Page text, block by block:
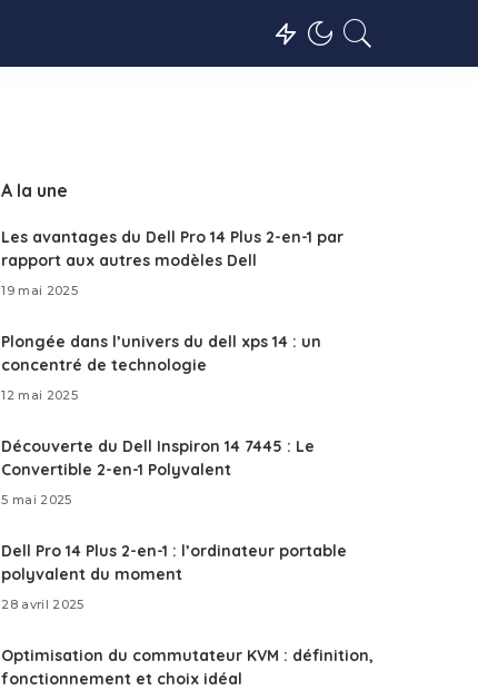
A la une
Les avantages du Dell Pro 14 Plus 2-en-1 par
rapport aux autres modèles Dell
19 mai 2025
Plongée dans l’univers du dell xps 14 : un
concentré de technologie
12 mai 2025
Découverte du Dell Inspiron 14 7445 : Le
Convertible 2-en-1 Polyvalent
5 mai 2025
Dell Pro 14 Plus 2-en-1 : l’ordinateur portable
polyvalent du moment
28 avril 2025
Optimisation du commutateur KVM : définition,
fonctionnement et choix idéal